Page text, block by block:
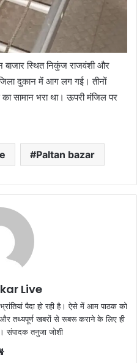
बाजार स्थित निकुंज राजवंशी और
दुकान में आग लग गई। तीनों
का सामान भरा था। ऊपरी मंजिल पर
Paltan bazar
Live
पैदा हो रही है। ऐसे में आम पाठक को
तथ्यपूर्ण खबरों से रूबरू कराने के लिए ही
संपादक तनुजा जोशी